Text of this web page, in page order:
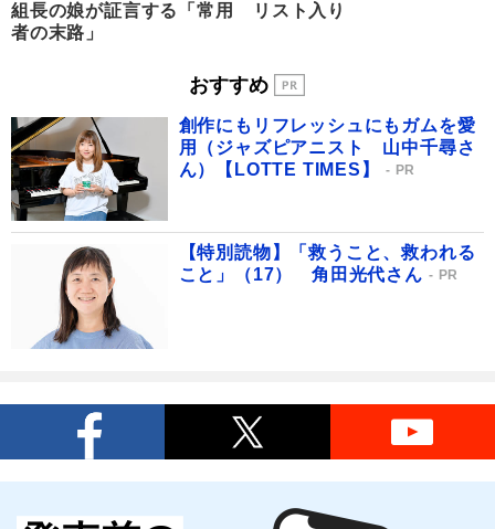
組長の娘が証言する「常用
者の末路」
リスト入り
おすすめ
創作にもリフレッシュにもガムを愛
用（ジャズピアニスト 山中千尋さ
ん）【LOTTE TIMES】
PR
【特別読物】「救うこと、救われる
こと」（17） 角田光代さん
PR